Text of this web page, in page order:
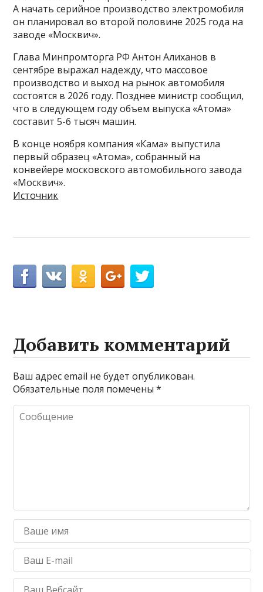
А начать серийное производство электромобиля
он планировал во второй половине 2025 года на
заводе «Москвич».
Глава Минпромторга РФ Антон Алиханов в
сентябре выражал надежду, что массовое
производство и выход на рынок автомобиля
состоятся в 2026 году. Позднее министр сообщил,
что в следующем году объем выпуска «Атома»
составит 5-6 тысяч машин.
В конце ноября компания «Кама» выпустила
первый образец «Атома», собранный на
конвейере московского автомобильного завода
«Москвич».
Источник
Добавить комментарий
Ваш адрес email не будет опубликован.
Обязательные поля помечены*